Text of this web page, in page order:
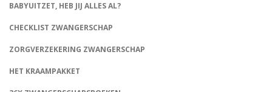
BABYUITZET, HEB JIJ ALLES AL?
CHECKLIST ZWANGERSCHAP
ZORGVERZEKERING ZWANGERSCHAP
HET KRAAMPAKKET